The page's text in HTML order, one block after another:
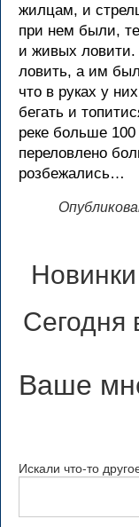
жилцам, и
при нем были,
и живых ловити.
ловить, а им
что в руках у
бегать и
реке больше 100
переловлено
розбежались…
Сегодня
Ваше
Искали что-то